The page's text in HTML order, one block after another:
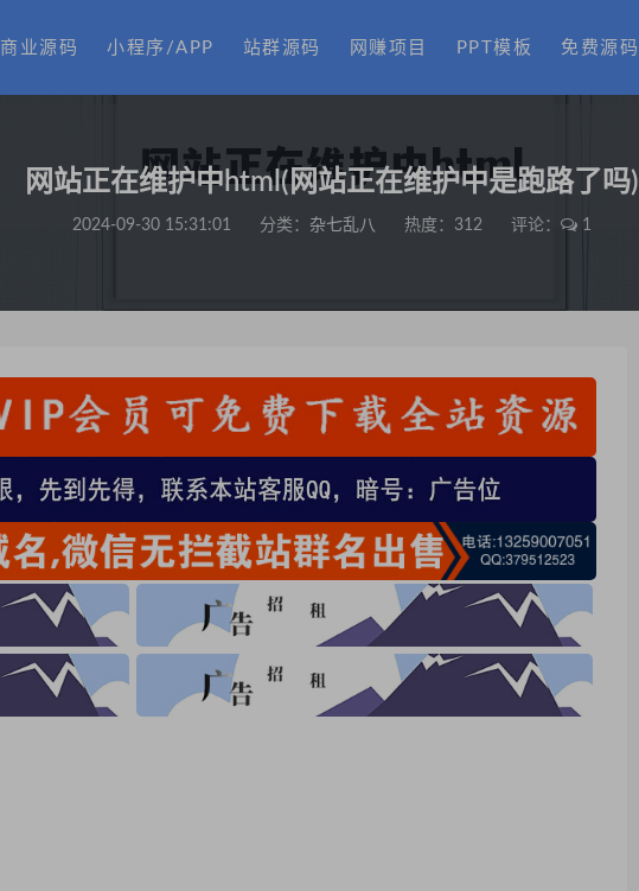
商业源码 小程序/APP 站群源码 网赚项目 PPT模板 免费源码
网站正在维护中html(网站正在维护中是跑路了吗)
2024-09-30 15:31:01 分类： 杂七乱八 热度：312 评论： 1